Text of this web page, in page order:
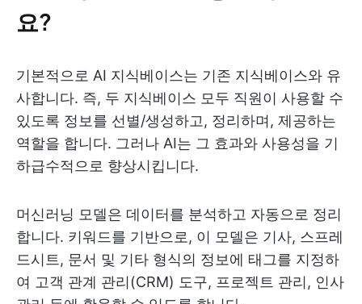
요?
기본적으로 AI 지식베이스는 기존 지식베이스와 유
사합니다. 즉, 두 지식베이스 모두 직원이 사용할 수
있도록 정보를 선별/생성하고, 정리하며, 제공하는
역할을 합니다. 그러나 AI는 그 효과와 사용성을 기
하급수적으로 향상시킵니다.
머신러닝 모델은 데이터를 분석하고 자동으로 정리
합니다. 키워드를 기반으로, 이 모델은 기사, 스프레
드시트, 문서 및 기타 형식의 정보에 태그를 지정하
여 고객 관계 관리(CRM) 도구, 프로젝트 관리, 인사